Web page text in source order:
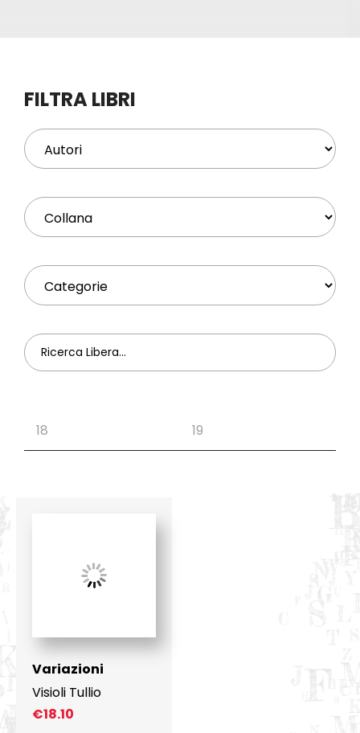
Profilo
FILTRA LIBRI
Variazioni
Visioli Tullio
€18.10